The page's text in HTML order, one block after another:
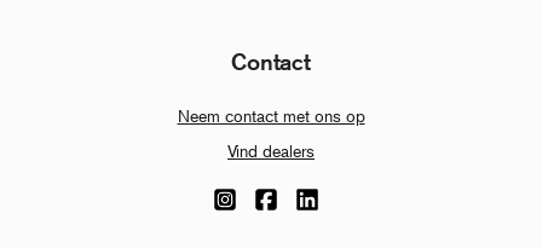
Contact
Neem contact met ons op
Vind dealers